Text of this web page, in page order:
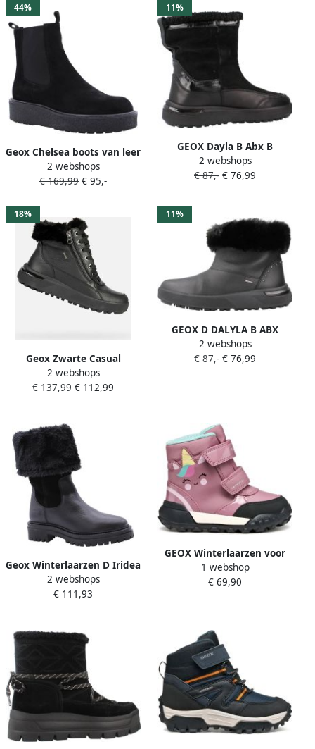
44%
Geox Chelsea boots van leer
met plateauzool model
'SPHERICA'
2 webshops
€ 169,99 € 95,-
11%
GEOX Dayla B Abx B
Enkellaarsjes Zwart Vrouw
2 webshops
€ 87,- € 76,99
18%
Geox Zwarte Casual
Gesloten Platte Booties
2 webshops
€ 137,99 € 112,99
11%
GEOX D DALYLA B ABX
Zwart
2 webshops
€ 87,- € 76,99
Geox Winterlaarzen D Iridea
met trendy kraag van
imitatiebont
2 webshops
€ 111,93
GEOX Winterlaarzen voor
babymeisjes Trekkyup ABX
1 webshop
€ 69,90